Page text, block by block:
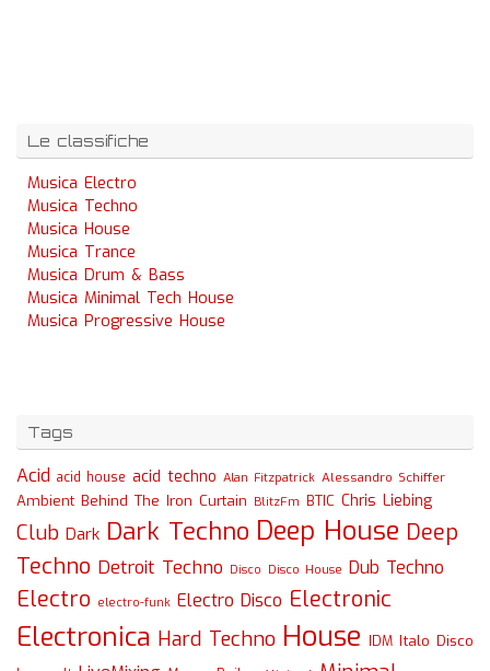
Le classifiche
Musica Electro
Musica Techno
Musica House
Musica Trance
Musica Drum & Bass
Musica Minimal Tech House
Musica Progressive House
Tags
Acid acid house acid techno Alan Fitzpatrick Alessandro Schiffer
Ambient Behind The Iron Curtain BlitzFm BTIC Chris Liebing
Club Dark Dark Techno Deep House Deep
Techno Detroit Techno Disco Disco House Dub Techno
Electro electro-funk Electro Disco Electronic
Electronica Hard Techno House IDM Italo Disco